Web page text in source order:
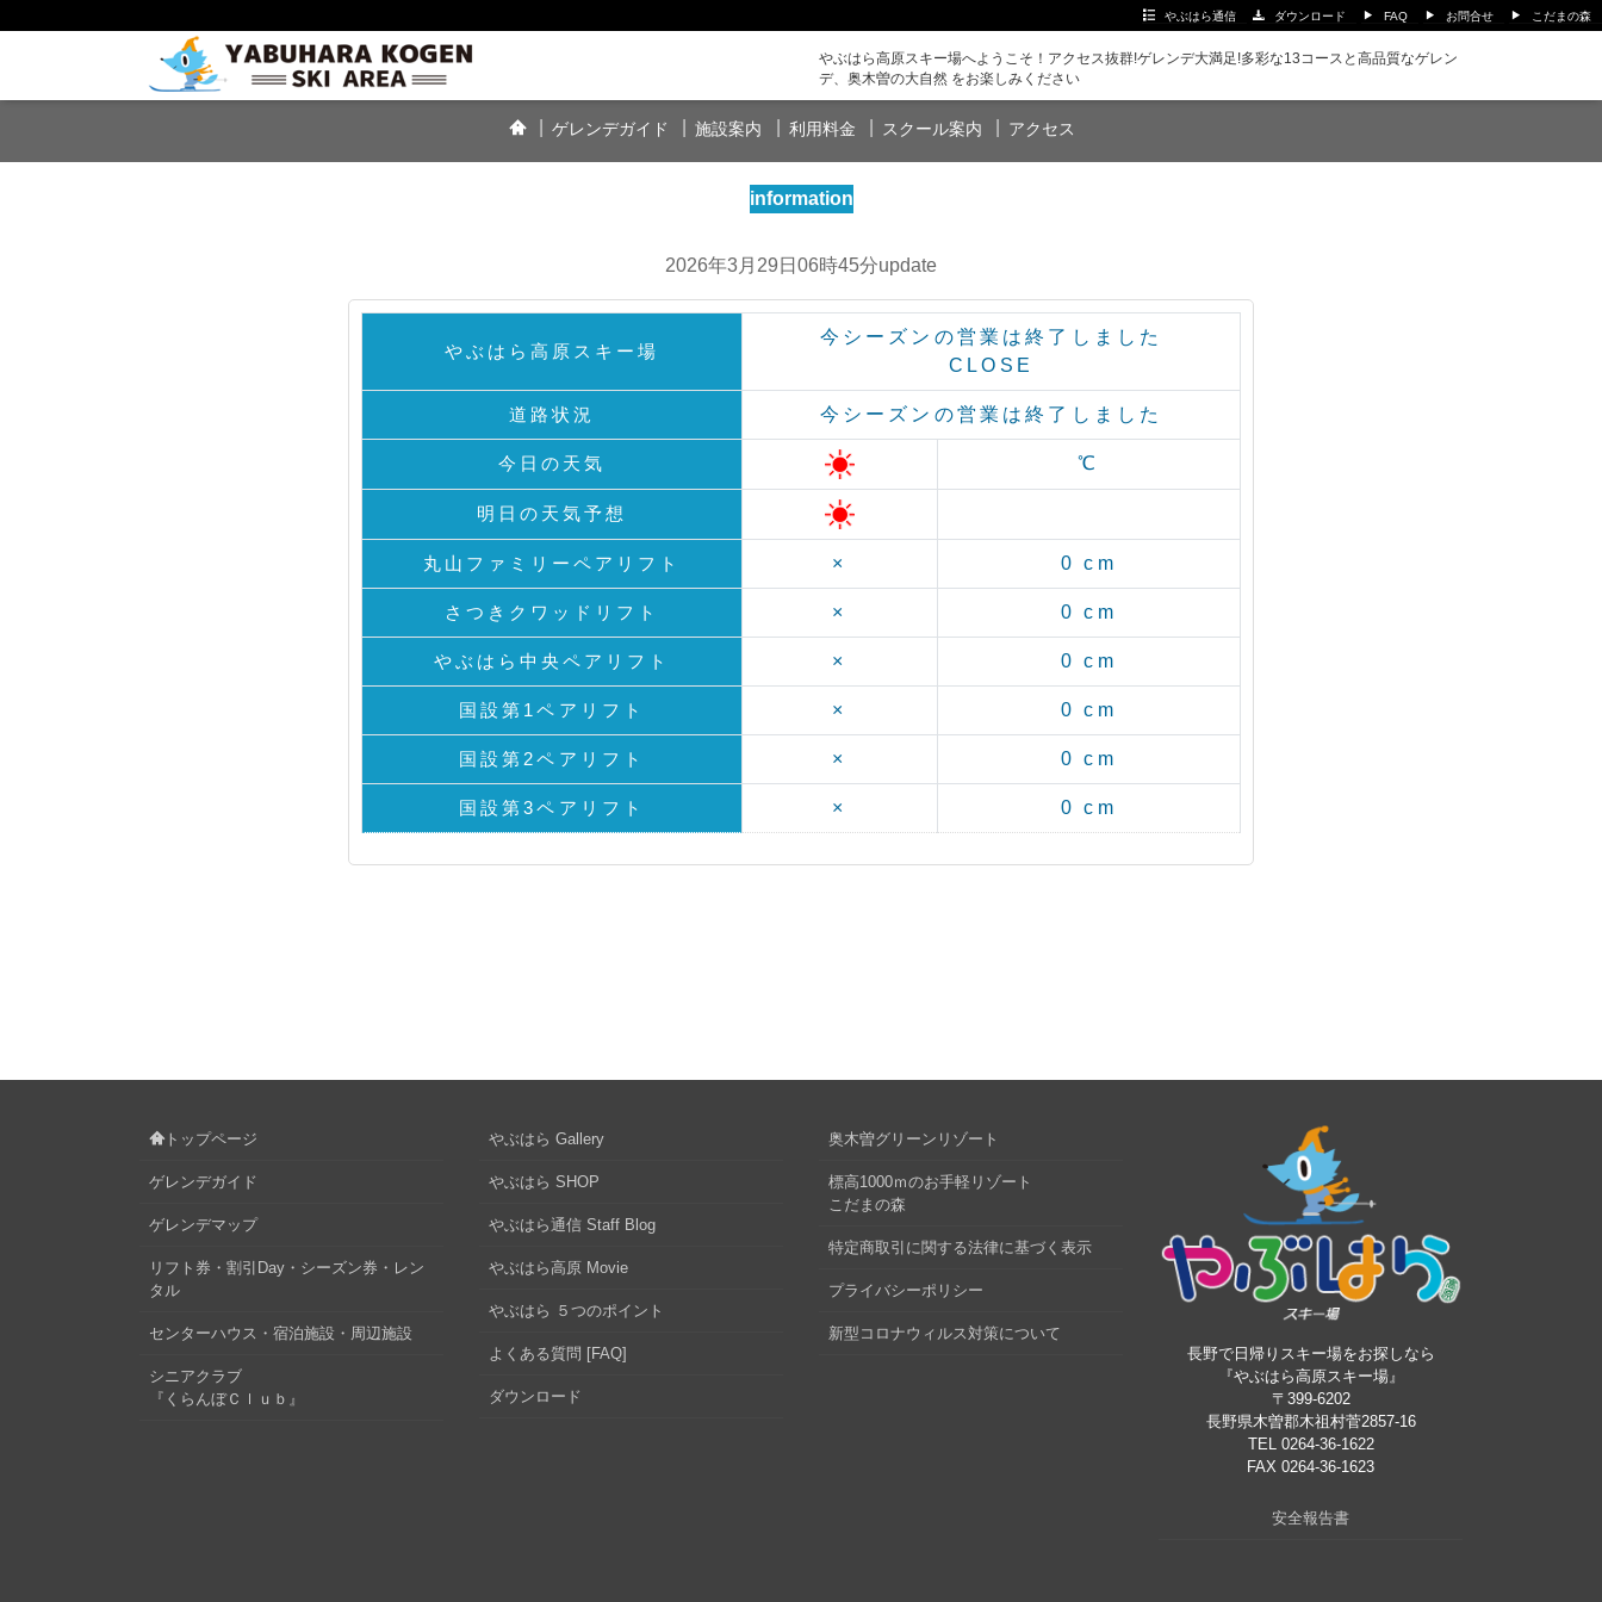
やぶはら通信 ダウンロード FAQ お問合せ こだまの森
やぶはら高原スキー場へようこそ！アクセス抜群!ゲレンデ大満足!多彩な13コースと高品質なゲレン
デ、奥木曽の大自然 をお楽しみください
ゲレンデガイド 施設案内 利用料金 スクール案内 アクセス
information
2026年3月29日06時45分update
やぶはら高原スキー場
今シーズンの営業は終了しました
CLOSE
道路状況 今シーズンの営業は終了しました
今日の天気 ℃
明日の天気予想
丸山ファミリーペアリフト × 0 cm
さつきクワッドリフト × 0 cm
やぶはら中央ペアリフト × 0 cm
国設第1ペアリフト × 0 cm
国設第2ペアリフト × 0 cm
国設第3ペアリフト × 0 cm
トップページ
ゲレンデガイド
ゲレンデマップ
リフト券・割引Day・シーズン券・レン
タル
センターハウス・宿泊施設・周辺施設
シニアクラブ
『くらんぼＣｌｕｂ』
やぶはら Gallery
やぶはら SHOP
やぶはら通信 Staff Blog
やぶはら高原 Movie
やぶはら ５つのポイント
よくある質問 [FAQ]
ダウンロード
奥木曽グリーンリゾート
標高1000ｍのお手軽リゾート
こだまの森
特定商取引に関する法律に基づく表示
プライバシーポリシー
新型コロナウィルス対策について
長野で日帰りスキー場をお探しなら
『やぶはら高原スキー場』
〒399-6202
長野県木曽郡木祖村菅2857-16
TEL 0264-36-1622
FAX 0264-36-1623
安全報告書